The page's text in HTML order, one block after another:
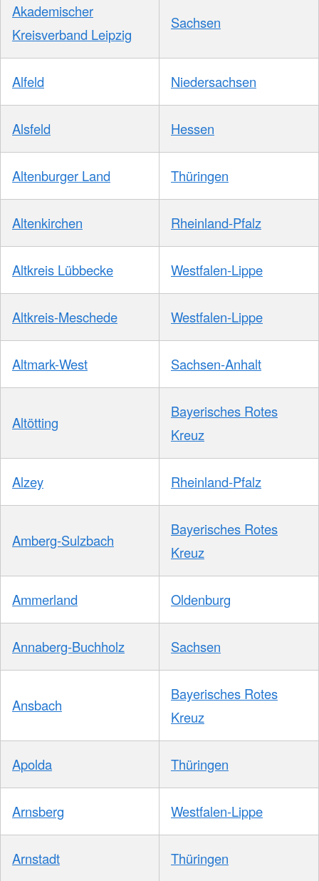
Akademischer
Kreisverband Leipzig
Sachsen
Alfeld Niedersachsen
Alsfeld Hessen
Altenburger Land Thüringen
Altenkirchen Rheinland-Pfalz
Altkreis Lübbecke Westfalen-Lippe
Altkreis-Meschede Westfalen-Lippe
Altmark-West Sachsen-Anhalt
Altötting
Bayerisches Rotes
Kreuz
Alzey Rheinland-Pfalz
Amberg-Sulzbach
Bayerisches Rotes
Kreuz
Ammerland Oldenburg
Annaberg-Buchholz Sachsen
Ansbach
Bayerisches Rotes
Kreuz
Apolda Thüringen
Arnsberg Westfalen-Lippe
Arnstadt Thüringen